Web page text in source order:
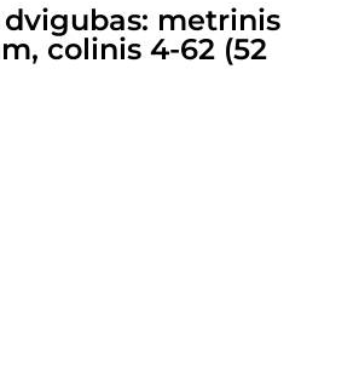
metrinis
colinis 4-62 (52